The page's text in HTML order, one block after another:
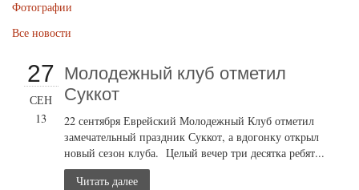
Фотографии
Все новости
27
СЕН
13
Молодежный клуб отметил
Суккот
22 сентября Еврейский Молодежный Клуб отметил
замечательный праздник Суккот, а вдогонку открыл
новый сезон клуба. Целый вечер три десятка ребят...
Читать далее